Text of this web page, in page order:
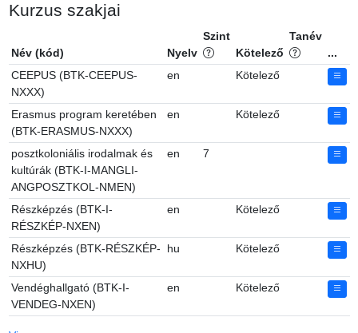
Kurzus szakjai
Név (kód) Nyelv
Szint
Kötelező
Tanév
...
CEEPUS (BTK-CEEPUS-
NXXX)
en Kötelező
Erasmus program keretében
(BTK-ERASMUS-NXXX)
en Kötelező
posztkoloniális irodalmak és
kultúrák (BTK-I-MANGLI-
ANGPOSZTKOL-NMEN)
en 7
Részképzés (BTK-I-
RÉSZKÉP-NXEN)
en Kötelező
Részképzés (BTK-RÉSZKÉP-
NXHU)
hu Kötelező
Vendéghallgató (BTK-I-
VENDEG-NXEN)
en Kötelező